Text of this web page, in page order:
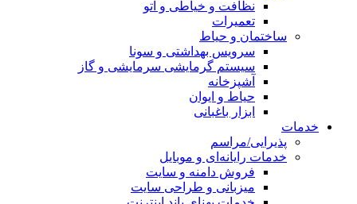
نظافت و خیاطی و اتو
تعمیرات
ساختمان و حیاط
سرویس بهداشتی و سونا
سیستم گرمایشی سرمایشی و گاز
آشپزخانه
حیاط و ایوان
ابزار باغبانی
خدمات
پذیرایی/مراسم
خدمات رایانه‌ای و موبایل
فروش دامنه و سایت
میزبانی و طراحی سایت